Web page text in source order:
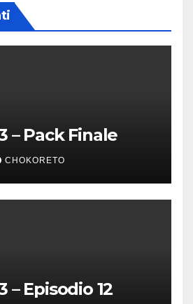
– Pack Finale
CHOKORETO
– Episodio 12